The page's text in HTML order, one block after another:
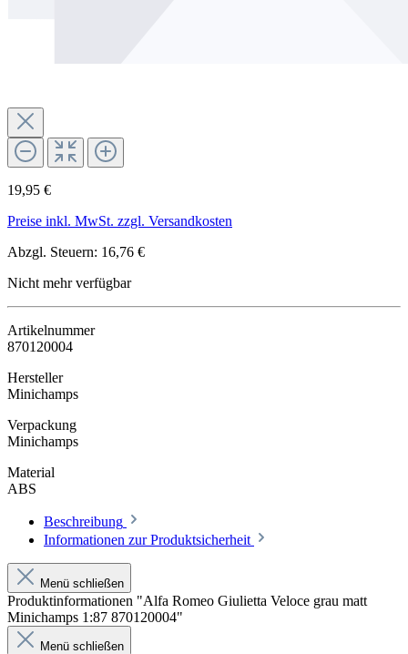
19,95 €
Preise inkl. MwSt. zzgl. Versandkosten
Abzgl. Steuern: 16,76 €
Nicht mehr verfügbar
Artikelnummer
870120004
Hersteller
Minichamps
Verpackung
Minichamps
Material
ABS
Beschreibung
Informationen zur Produktsicherheit
Menü schließen
Produktinformationen "Alfa Romeo Giulietta Veloce grau matt
Minichamps 1:87 870120004"
Menü schließen